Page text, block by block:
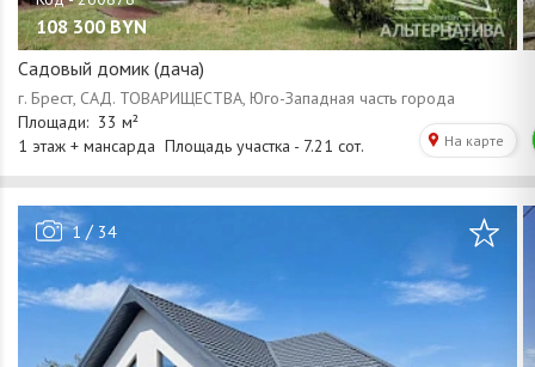
108 300 BYN
Садовый домик (дача)
1/ 34